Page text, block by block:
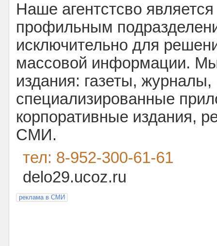
Наше агентстсво
профильным
исключительно для
массовой информации.
издания: газеты,
специализированные
корпоративные издания,
СМИ.
тел: 8-952-300-61-61
delo29.ucoz.ru
реклама в СМИ